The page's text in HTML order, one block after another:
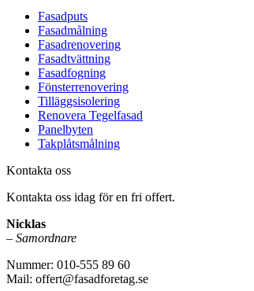
Fasadputs
Fasadmålning
Fasadrenovering
Fasadtvättning
Fasadfogning
Fönsterrenovering
Tilläggsisolering
Renovera Tegelfasad
Panelbyten
Takplåtsmålning
Kontakta oss
Kontakta oss idag för en fri offert.
Nicklas
– Samordnare
Nummer: 010-555 89 60
Mail: offert@fasadforetag.se